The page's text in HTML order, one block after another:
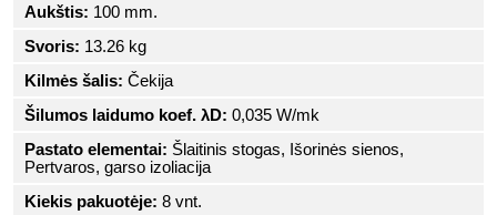
Aukštis: 100 mm.
Svoris: 13.26 kg
Kilmės šalis: Čekija
Šilumos laidumo koef. λD: 0,035 W/mk
Pastato elementai: Šlaitinis stogas, Išorinės sienos,
Pertvaros, garso izoliacija
Kiekis pakuotėje: 8 vnt.